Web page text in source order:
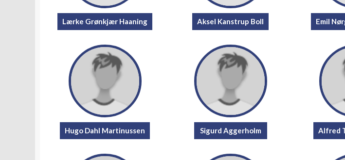
Lærke Grønkjær Haaning Aksel Kanstrup Boll Emil
Hugo Dahl Martinussen Sigurd Aggerholm Alfred